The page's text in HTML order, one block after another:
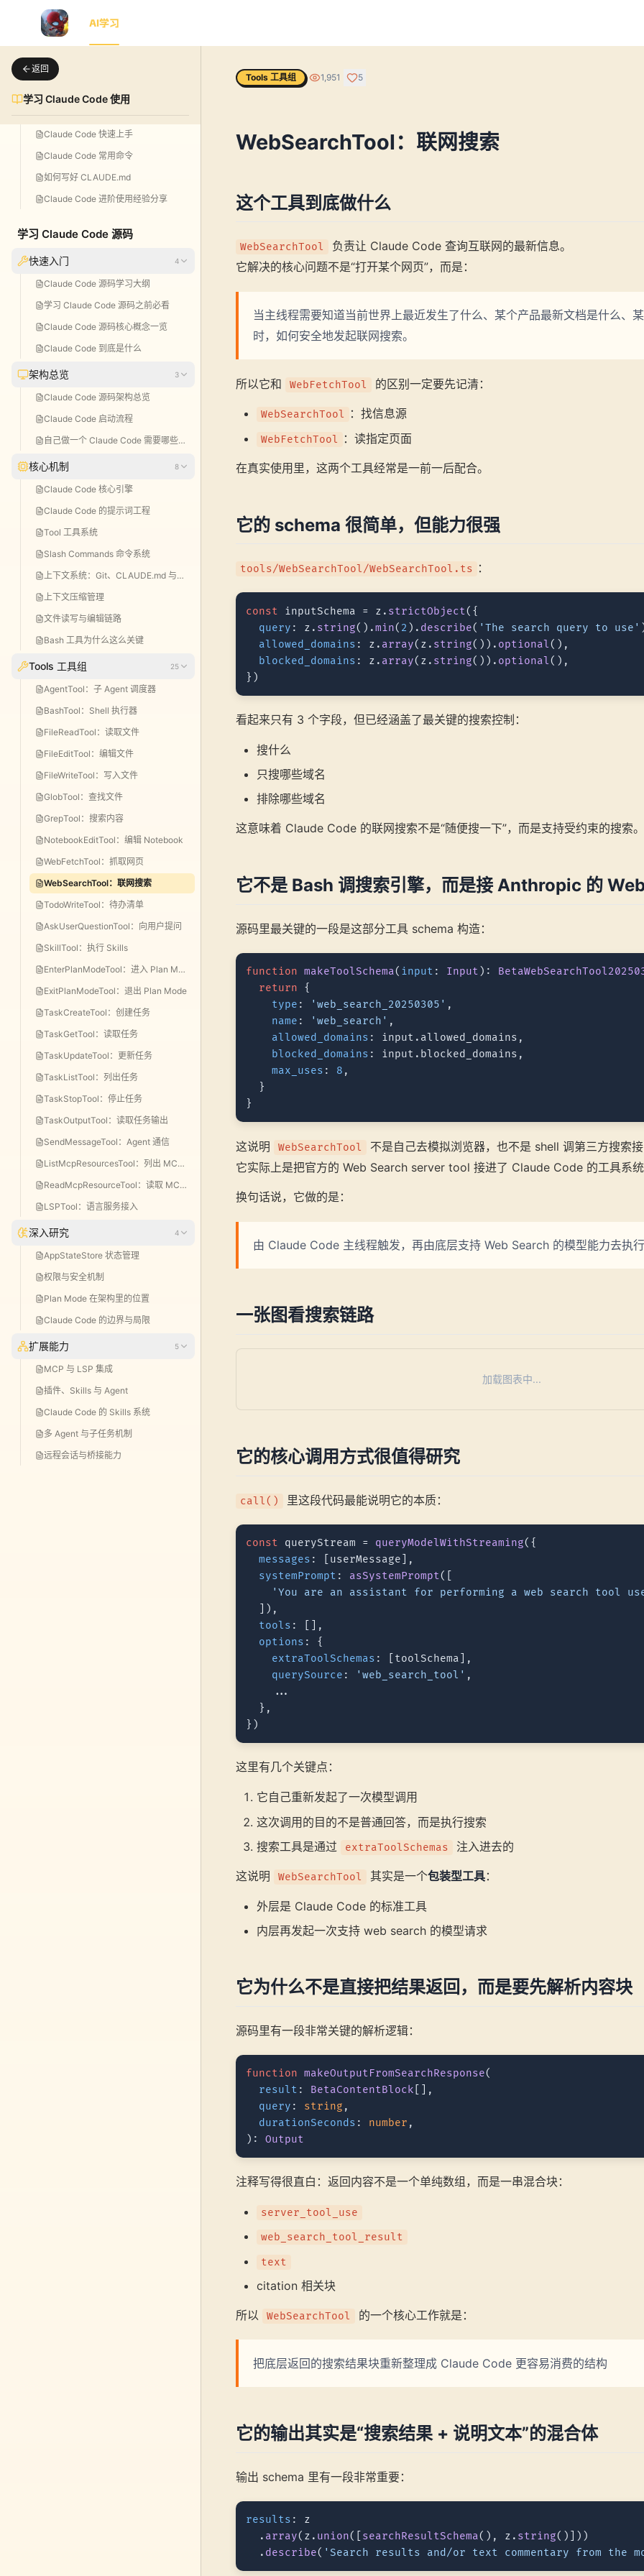
AI学习
返回
学习 Claude Code 使用
Claude Code 快速上手
Claude Code 常用命令
如何写好 CLAUDE.md
Claude Code 进阶使用经验分享
学习 Claude Code 源码
快速入门 4
Claude Code 源码学习大纲
学习 Claude Code 源码之前必看
Claude Code 源码核心概念一览
Claude Code 到底是什么
架构总览 3
Claude Code 源码架构总览
Claude Code 启动流程
自己做一个 Claude Code 需要哪些模块
核心机制 8
Claude Code 核心引擎
Claude Code 的提示词工程
Tool 工具系统
Slash Commands 命令系统
上下文系统：Git、CLAUDE.md 与提示词
上下文压缩管理
文件读写与编辑链路
Bash 工具为什么这么关键
Tools 工具组 25
AgentTool：子 Agent 调度器
BashTool：Shell 执行器
FileReadTool：读取文件
FileEditTool：编辑文件
FileWriteTool：写入文件
GlobTool：查找文件
GrepTool：搜索内容
NotebookEditTool：编辑 Notebook
WebFetchTool：抓取网页
WebSearchTool：联网搜索
TodoWriteTool：待办清单
AskUserQuestionTool：向用户提问
SkillTool：执行 Skills
EnterPlanModeTool：进入 Plan Mode
ExitPlanModeTool：退出 Plan Mode
TaskCreateTool：创建任务
TaskGetTool：读取任务
TaskUpdateTool：更新任务
TaskListTool：列出任务
TaskStopTool：停止任务
TaskOutputTool：读取任务输出
SendMessageTool：Agent 通信
ListMcpResourcesTool：列出 MCP 资源
ReadMcpResourceTool：读取 MCP 资源
LSPTool：语言服务接入
深入研究 4
AppStateStore 状态管理
权限与安全机制
Plan Mode 在架构里的位置
Claude Code 的边界与局限
扩展能力 5
MCP 与 LSP 集成
插件、Skills 与 Agent
Claude Code 的 Skills 系统
多 Agent 与子任务机制
远程会话与桥接能力
Tools 工具组 1,951 5
WebSearchTool：联网搜索
这个工具到底做什么
WebSearchTool
负责让 Claude Code 查询互联网的最新信息。
它解决的核心问题不是“打开某个网页”，而是：
当主线程需要知道当前世界上最近发生了什么、某个产品最新文档是什么、
时，如何安全地发起联网搜索。
所以它和 WebFetchTool 的区别一定要先记清：
WebSearchTool ：找信息源
WebFetchTool ：读指定页面
在真实使用里，这两个工具经常是一前一后配合。
它的 schema 很简单，但能力很强
tools/WebSearchTool/WebSearchTool.ts ：
const inputSchema = z. strictObject({
query : z. string().min( 2 ). describe( 'The search query to use'
allowed_domains : z. array(z. string()). optional(),
blocked_domains : z. array(z. string()). optional(),
看起来只有 3 个字段，但已经涵盖了最关键的搜索控制：
搜什么
只搜哪些域名
排除哪些域名
这意味着 Claude Code 的联网搜索不是“随便搜一下”，而是支持受约束的搜索。
它不是 Bash 调搜索引擎，而是接 Anthropic 的
源码里最关键的一段是这部分工具 schema 构造：
function makeToolSchema( input : Input ):
return {
type : 'web_search_20250305' ,
name : 'web_search' ,
allowed_domains : input. allowed_domains ,
blocked_domains : input. blocked_domains ,
max_uses : 8 ,
  }
这说明 WebSearchTool
不是自己去模拟浏览器，也不是 shell 调第三方搜索接
它实际上是把官方的 Web Search server tool 接进了 Claude Code 的工具系统
换句话说，它做的是：
由 Claude Code 主线程触发，再由底层支持 Web Search 的模型能力去执
一张图看搜索链路
加载图表中...
它的核心调用方式很值得研究
call() 里这段代码最能说明它的本质：
const queryStream = queryModelWithStreaming({
messages : [userMessage],
systemPrompt : asSystemPrompt([
'You are an assistant for performing a web search tool
  ]),
tools : [],
options : {
extraToolSchemas : [toolSchema],
querySource : 'web_search_tool' ,
    ...
  },
这里有几个关键点：
它自己重新发起了一次模型调用
这次调用的目的不是普通回答，而是执行搜索
搜索工具是通过
extraToolSchemas 注入进去的
这说明 WebSearchTool 其实是一个包装型工具：
外层是 Claude Code 的标准工具
内层再发起一次支持 web search 的模型请求
它为什么不是直接把结果返回，而是要先解析内容块
源码里有一段非常关键的解析逻辑：
function makeOutputFromSearchResponse(
result : BetaContentBlock [],
query : string ,
durationSeconds : number
): Output
注释写得很直白：返回内容不是一个单纯数组，而是一串混合块：
server_tool_use
web_search_tool_result
text
citation 相关块
所以 WebSearchTool 的一个核心工作就是：
把底层返回的搜索结果块重新整理成 Claude Code 更容易消费的结构
它的输出其实是“搜索结果 + 说明文本”的混合体
输出 schema 里有一段非常重要：
results : z
  .
array(z. union([ searchResultSchema(), z. string()]))
  .
describe( 'Search results and/or text commentary from the